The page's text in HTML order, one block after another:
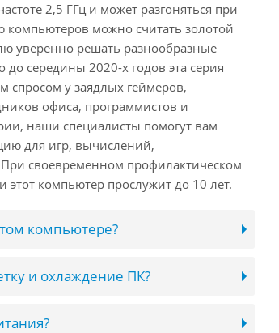
2,5 ГГц и может разгоняться при
компьютеров можно считать золотой
уверенно решать разнообразные
середины 2020-х годов эта серия
спросом у заядлых геймеров,
офиса, программистов и
наши специалисты помогут вам
для игр, вычислений,
своевременном профилактическом
компьютер прослужит до 10 лет.
компьютере?
и охлаждение ПК?